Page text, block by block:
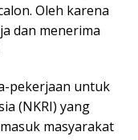
Oleh karena
dan menerima
pekerjaan untuk
(NKRI) yang
masyarakat